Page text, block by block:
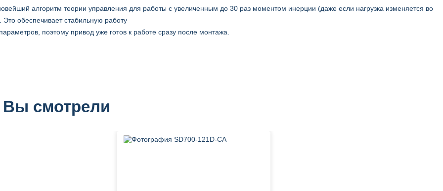
алгоритм теории управления для работы с увеличенным до 30 раз моментом инерции (даже если нагрузка изменяется во
обеспечивает стабильную работу
поэтому привод уже готов к работе сразу после монтажа.
Вы смотрели